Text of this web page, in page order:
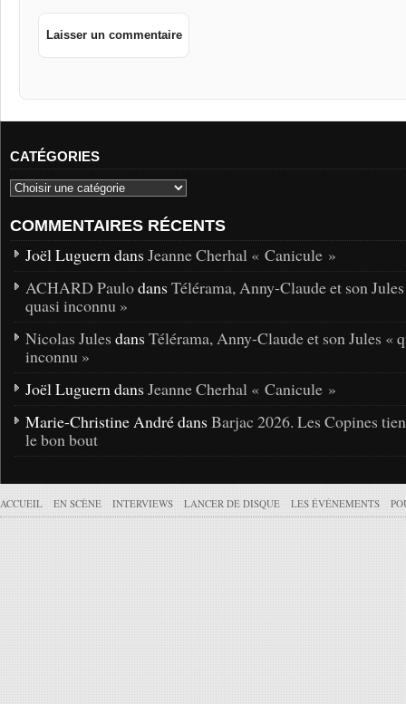
CATÉGORIES
COMMENTAIRES RÉCENTS
Joël Luguern dans Jeanne Cherhal « Canicule »
ACHARD Paulodans Télérama, Anny-Claude et son
quasi inconnu »
Nicolas Jules dans Télérama, Anny-Claude et son Jules «
inconnu »
Joël Luguern dans Jeanne Cherhal « Canicule »
Marie-Christine André dans Barjac 2026. Les Copines
le bon bout
ACCUEIL EN SCÈNE INTERVIEWS LANCER DE DISQUE LES ÉVÉNEMENTS